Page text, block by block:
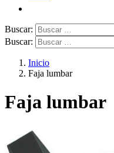
Buscar:
Buscar:
Inicio
Faja lumbar
Faja lumbar